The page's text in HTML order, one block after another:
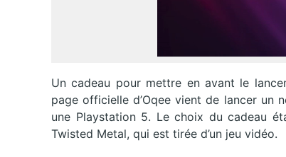
Un cadeau pour mettre en avant le
page officielle d’Oqee vient de lancer un
une Playstation 5. Le choix du cadeau
Twisted Metal, qui est tirée d’un jeu vidéo.